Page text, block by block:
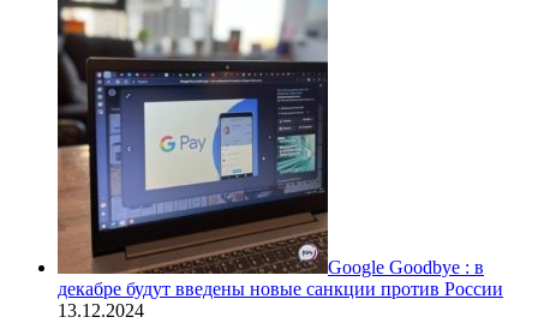
Google Goodbye : в
декабре будут введены новые санкции против России
13.12.2024